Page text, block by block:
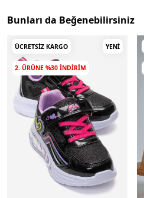
Bunları da Beğenebilirsiniz
ÜCRETSIZ KARGO YENI
2. ÜRÜNE %30 INDIRIM